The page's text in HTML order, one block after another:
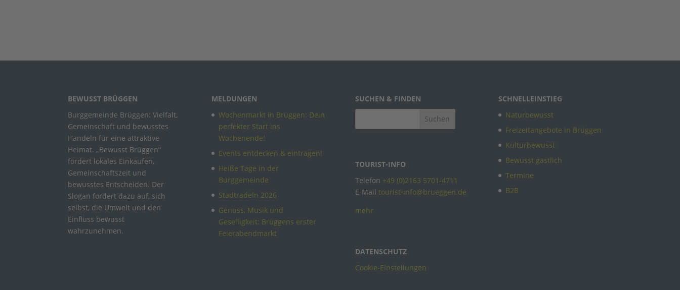
BEWUSST BRÜGGEN
Burggemeinde Brüggen: Vielfalt,
Gemeinschaft und bewusstes
Handeln für eine attraktive
Heimat. „Bewusst Brüggen“
fördert lokales Einkaufen,
Gemeinschaftszeit und
bewusstes Entscheiden. Der
Slogan fordert dazu auf, sich
selbst, die Umwelt und den
Einfluss bewusst
wahrzunehmen.
MELDUNGEN
Wochenmarkt in Brüggen: Dein
perfekter Start ins
Wochenende!
Events entdecken & eintragen!
Heiße Tage in der
Burggemeinde
Stadtradeln 2026
Genuss, Musik und
Geselligkeit: Brüggens erster
Feierabendmarkt
SUCHEN & FINDEN
TOURIST-INFO
Telefon +49 (0)2163 5701-4711
E-Mail tourist-info@brueggen.de
mehr
DATENSCHUTZ
Cookie-Einstellungen
SCHNELLEINSTIEG
Naturbewusst
Freizeitangebote in Brüggen
Kulturbewusst
Bewusst gastlich
Termine
B2B